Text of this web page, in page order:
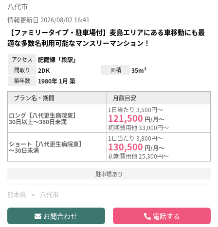
八代市
情報更新日 2026/08/02 16:41
【ファミリータイプ・駐車場付】麦島エリアにある車移動にも最
適な多数名利用可能なマンスリーマンション！
アクセス 肥薩線「段駅」
間取り 2DK 面積 35m²
築年数 1980年 1月 築
プラン名・期間 月額目安
ロング【八代更生病院東】
30日以上～360日未満
1日当たり 3,500円～
121,500 円/月～
初期費用他 33,000円～
ショート【八代更生病院東】
～30日未満
1日当たり 3,800円～
130,500 円/月～
初期費用他 25,300円～
駐車場あり
熊本県 八代市
お問合わせ 電話する